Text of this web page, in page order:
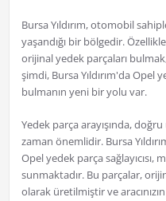
Bursa Yıldırım, otomobil
yaşandığı bir bölgedir.
orijinal yedek parçaları
şimdi, Bursa Yıldırım'da Opel
bulmanın yeni bir yolu var.
Yedek parça arayışında,
zaman önemlidir. Bursa
Opel yedek parça
sunmaktadır. Bu parçalar,
olarak üretilmiştir ve